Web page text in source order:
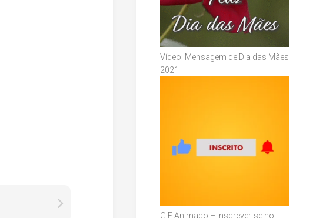
Vídeo: Mensagem de Dia das Mães
2021
GIF Animado – Inscrever-se no